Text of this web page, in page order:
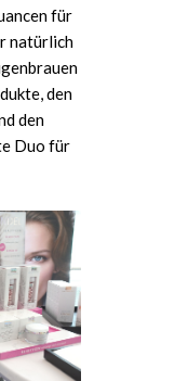
für
natürlich
den
den
Duo für